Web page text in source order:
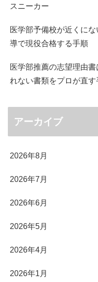
スニーカー
医学部予備校が近くに
導で現役合格する手順
医学部推薦の志望理由
れない書類をプロが直す
アーカイブ
2026年8月
2026年7月
2026年6月
2026年5月
2026年4月
2026年1月